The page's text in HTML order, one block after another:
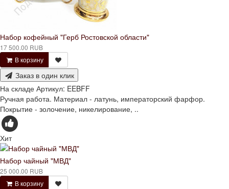
Набор кофейный "Герб Ростовской области"
17 500.00 RUB
В корзину
Заказ в один клик
На складе Артикул: EEBFF
Ручная работа. Материал - латунь, императорский фарфор.
Покрытие - золочение, никелирование, ..
Хит
Набор чайный "МВД"
25 000.00 RUB
В корзину